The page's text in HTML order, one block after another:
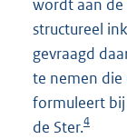
wordt aan de
structureel
gevraagd
te nemen die
formuleert bij
de Ster.4